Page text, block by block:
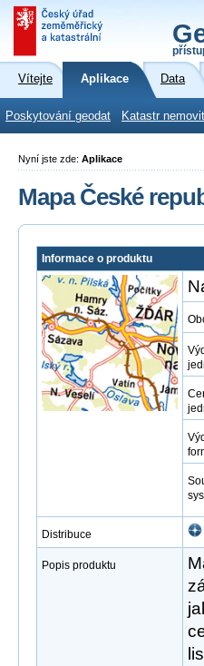
Vítejte Aplikace Data
Poskytování geodat Katastr
Nyní jste zde: Aplikace
Mapa České
Informace o produktu
Distribuce
Popis produktu